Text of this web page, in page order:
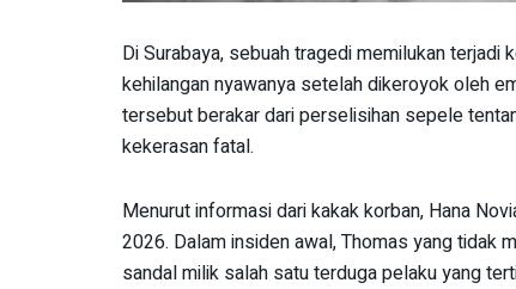
Di Surabaya, sebuah tragedi memilukan
kehilangan nyawanya setelah dikeroyok oleh
tersebut berakar dari perselisihan sepele
kekerasan fatal.
Menurut informasi dari kakak korban, Hana
2026. Dalam insiden awal, Thomas yang tidak
sandal milik salah satu terduga pelaku yang